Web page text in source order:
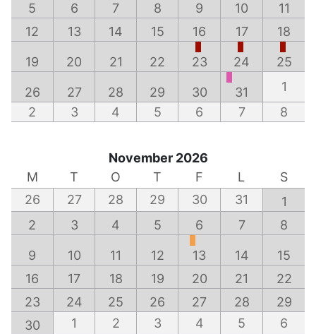
5 6 7 8 9 10
11
12
13 14 15 16 17 18
19 20 21 22 23 24 25
26 27 28 29 30 31
1
2
3 4 5 6 7 8
November 2026
M
T O T F L
S
26
27 28 29 30 31
1
2
3 4 5 6 7 8
9 10 11 12 13 14
15
16
17 18 19 20 21
22
23
24 25 26 27 28
29
30
1 2 3 4 5 6